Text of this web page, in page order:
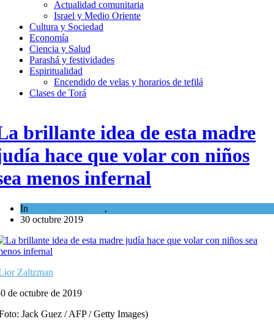
Actualidad comunitaria
Israel y Medio Oriente
Cultura y Sociedad
Economía
Ciencia y Salud
Parashá y festividades
Espiritualidad
Encendido de velas y horarios de tefilá
Clases de Torá
brillante idea de esta madre
hace que volar con niños
menos infernal
In ,
30 octubre 2019
Zaltzman
de octubre de 2019
Jack Guez / AFP / Getty Images)